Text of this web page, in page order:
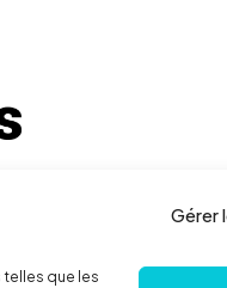
Gérer
que les
? Contactez moi !
36 78 52